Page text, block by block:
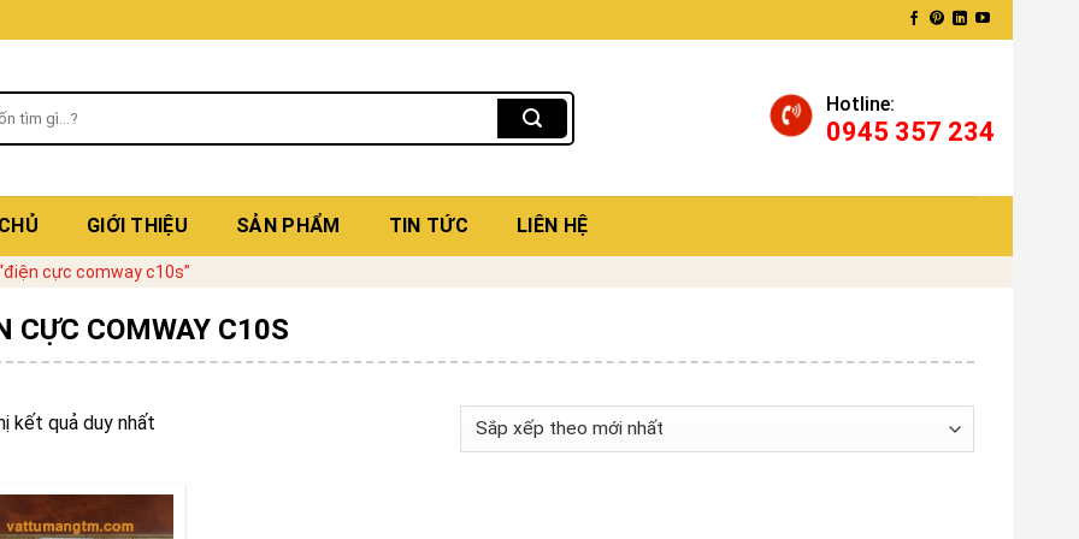
Hotline:
0945 357 234
GIỚI THIỆU SẢN PHẨM TIN TỨC LIÊN HỆ
cực comway c10s”
CỰC COMWAY C10S
kết quả duy nhất